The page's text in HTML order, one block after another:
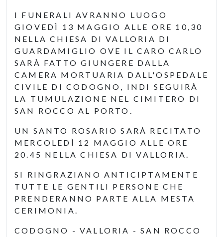
I FUNERALI AVRANNO LUOGO
GIOVEDÌ 13 MAGGIO ALLE ORE 10,30
NELLA CHIESA DI VALLORIA DI
GUARDAMIGLIO OVE IL CARO CARLO
SARÀ FATTO GIUNGERE DALLA
CAMERA MORTUARIA DALL'OSPEDALE
CIVILE DI CODOGNO, INDI SEGUIRÀ
LA TUMULAZIONE NEL CIMITERO DI
SAN ROCCO AL PORTO.
UN SANTO ROSARIO SARÀ RECITATO
MERCOLEDÌ 12 MAGGIO ALLE ORE
20.45 NELLA CHIESA DI VALLORIA.
SI RINGRAZIANO ANTICIPTAMENTE
TUTTE LE GENTILI PERSONE CHE
PRENDERANNO PARTE ALLA MESTA
CERIMONIA.
CODOGNO - VALLORIA - SAN ROCCO